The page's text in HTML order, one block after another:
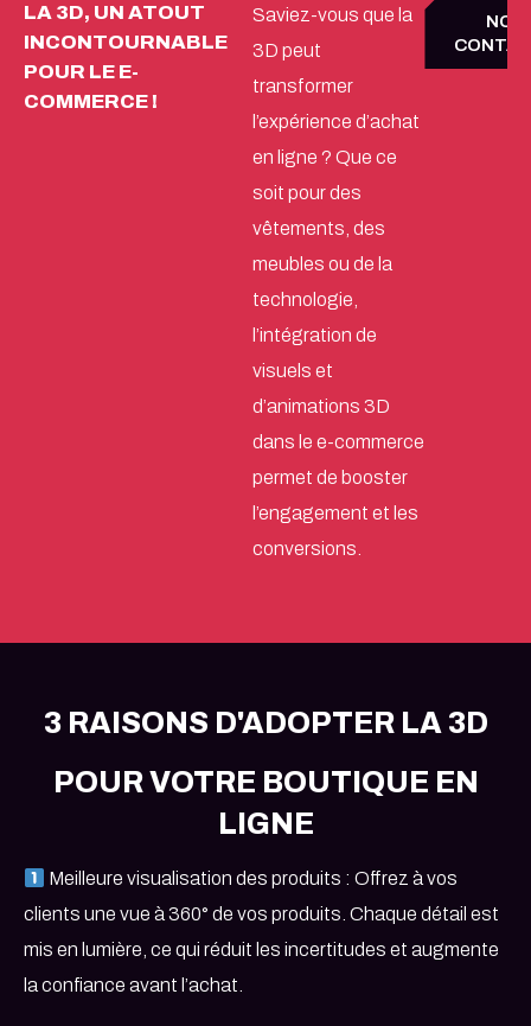
LA 3D, UN ATOUT
INCONTOURNABLE
POUR LE E-
COMMERCE !
Saviez-vous que la
3D peut
transformer
l’expérience d’achat
en ligne ? Que ce
soit pour des
vêtements, des
meubles ou de la
technologie,
l’intégration de
visuels et
d’animations 3D
dans le e-commerce
permet de booster
l’engagement et les
conversions.
3 RAISONS D'ADOPTER LA 3D
POUR VOTRE BOUTIQUE EN
LIGNE
Meilleure visualisation des produits : Offrez à vos
clients une vue à 360° de vos produits. Chaque détail est
mis en lumière, ce qui réduit les incertitudes et augmente
la confiance avant l’achat.